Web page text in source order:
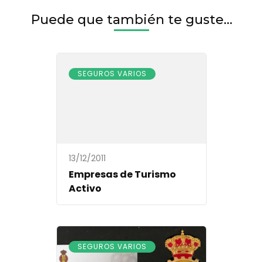
Puede que también te guste...
SEGUROS VARIOS
13/12/2011
Empresas de Turismo
Activo
SEGUROS VARIOS